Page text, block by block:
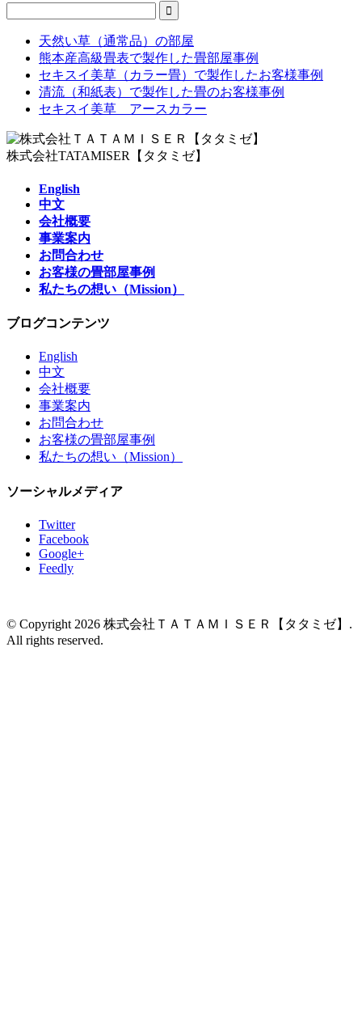

天然い草（通常品）の部屋
熊本産高級畳表で製作した畳部屋事例
セキスイ美草（カラー畳）で製作したお客様事例
清流（和紙表）で製作した畳のお客様事例
セキスイ美草 アースカラー
株式会社TATAMISER【タタミゼ】
English
中文
会社概要
事業案内
お問合わせ
お客様の畳部屋事例
私たちの想い（Mission）
ブログコンテンツ
English
中文
会社概要
事業案内
お問合わせ
お客様の畳部屋事例
私たちの想い（Mission）
ソーシャルメディア
Twitter
Facebook
Google+
Feedly
© Copyright 2026 株式会社ＴＡＴＡＭＩＳＥＲ【タタミゼ】.
All rights reserved.